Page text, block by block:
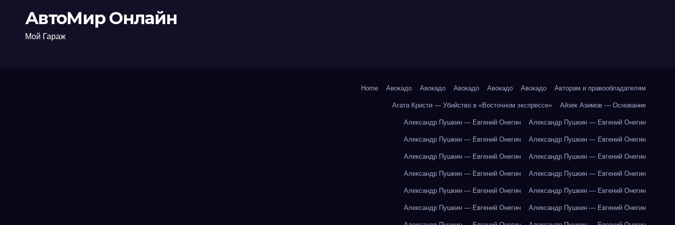
АвтоМир Онлайн
Мой Гараж
Home Авокадо Авокадо Авокадо Авокадо Авокадо Авторам и правообладателям
Агата Кристи — Убийство в «Восточном экспрессе» Айзек Азимов — Основание
Александр Пушкин — Евгений Онегин Александр Пушкин — Евгений Онегин
Александр Пушкин — Евгений Онегин Александр Пушкин — Евгений Онегин
Александр Пушкин — Евгений Онегин Александр Пушкин — Евгений Онегин
Александр Пушкин — Евгений Онегин Александр Пушкин — Евгений Онегин
Александр Пушкин — Евгений Онегин Александр Пушкин — Евгений Онегин
Александр Пушкин — Евгений Онегин Александр Пушкин — Евгений Онегин